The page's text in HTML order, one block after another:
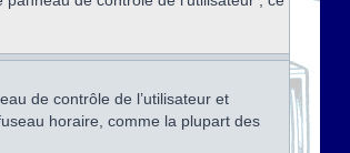
de contrôle de l’utilisateur et
horaire, comme la plupart des